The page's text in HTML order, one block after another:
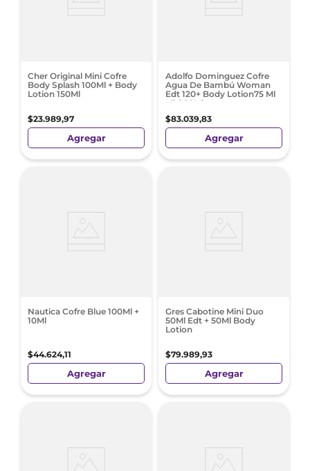
Cher Original Mini Cofre
Body Splash 100Ml + Body
Lotion 150Ml
$23.989,97
Agregar
Adolfo Dominguez Cofre
Agua De Bambú Woman
Edt 120+ Body Lotion75 Ml
+Edt10Ml
$83.039,83
Agregar
Nautica Cofre Blue 100Ml +
10Ml
$44.624,11
Agregar
Gres Cabotine Mini Duo
50Ml Edt + 50Ml Body
Lotion
$79.989,93
Agregar